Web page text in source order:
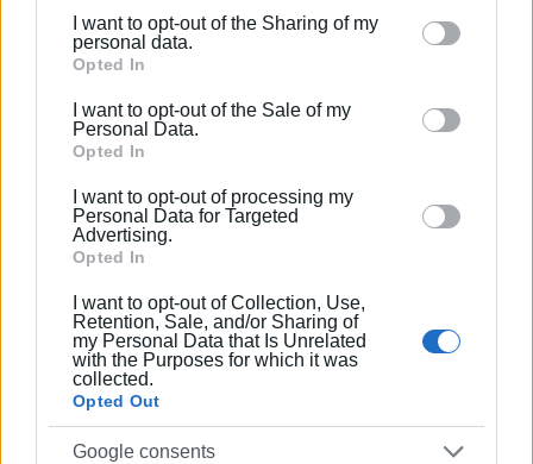
Please note that this website/app uses one or more
Google services and may gather and store information
behaviour. You may click to grant or deny consent to
Google and its third-party tags to use your data for
section.
I want to opt-out of the Sharing of my
personal data.
Opted In
I want to opt-out of the Sale of my
Personal Data.
Opted In
I want to opt-out of processing my
Personal Data for Targeted
Advertising.
Opted In
I want to opt-out of Collection, Use,
Retention, Sale, and/or Sharing of
my Personal Data that Is Unrelated
with the Purposes for which it was
collected.
Opted Out
Google consents
ΓΙΩΡΓΟΣ ΚΑΤΣΑΪΤΗΣ
Είναι ο εκδότης - διευθυντής της Ενημέρωσης.
Έχει σπουδάσει και εργαστεί ως μηχανικός και
ηλεκτρονικός. Δημοσιογραφεί από τις αρχές της
δεκαετίας του 1980. Έχει συνεργαστεί με σχεδόν
πρόεδρος του Συνδέσμου Ημερησίων
Περιφερειακών Εφημερίδων, τον οποίον
υπηρέτησε και από τη θέση του γενικού
γραμματέα στο δ.σ. επί οκτώ χρόνια. Πιστεύει
στην ενημέρωση είναι το ενδιαφέρον του για τα